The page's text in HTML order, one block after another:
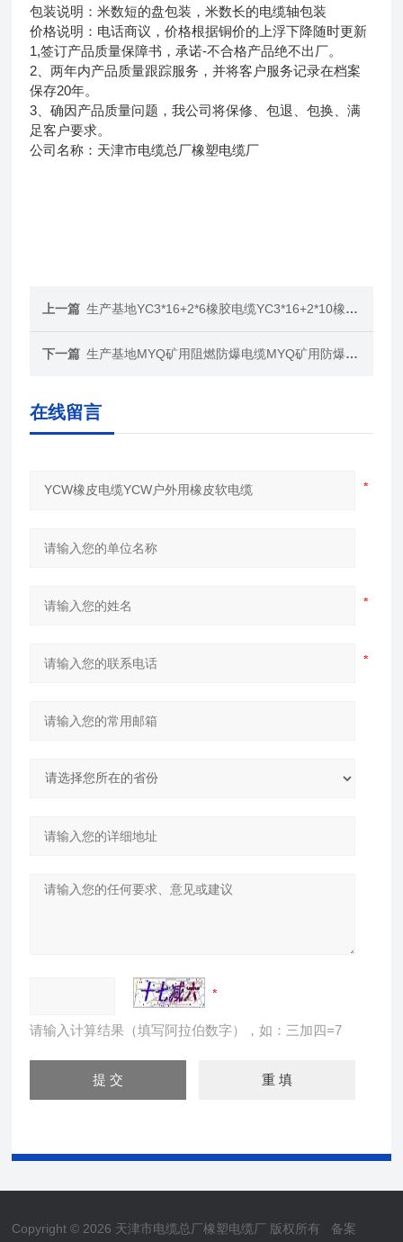
包装说明：米数短的盘包装，米数长的电缆轴包装
价格说明：电话商议，价格根据铜价的上浮下降随时更新
1,签订产品质量保障书，承诺-不合格产品绝不出厂。
2、两年内产品质量跟踪服务，并将客户服务记录在档案
保存20年。
3、确因产品质量问题，我公司将保修、包退、包换、满
足客户要求。
公司名称：天津市电缆总厂橡塑电缆厂
上一篇 生产基地YC3*16+2*6橡胶电缆YC3*16+2*10橡皮电缆
下一篇 生产基地MYQ矿用阻燃防爆电缆MYQ矿用防爆软电缆
在线留言
请输入计算结果（填写阿拉伯数字），如：三加四=7
Copyright © 2026 天津市电缆总厂橡塑电缆厂 版权所有 备案